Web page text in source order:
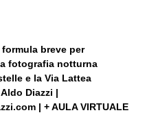
breve per
fotografia notturna
e la Via Lattea
Diazzi |
| + AULA VIRTUALE